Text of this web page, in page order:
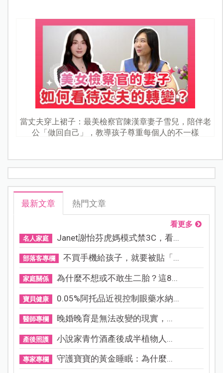
當丈夫穿上裙子：最美檢察官陳漢章妻子雪兒，陪伴老
公「做回自己」，教導孩子尊重每個人的不一樣
最新文章 熱門文章
看更多
名人家庭 Janet謝怡芬虎媽模式禁3C，看...
部落客專欄 不買手機給孩子，就要被貼「...
家庭關係 為什麼不想或不敢生二胎？這8...
寶貝健康 0.05%阿托品近視控制眼藥水納...
醫師專欄 晚婚晚育是無法改變的現實，...
產後照護 小說家青竹酒產後成半植物人...
專家專欄 守護寶寶的黃金睡眠：為什麼...